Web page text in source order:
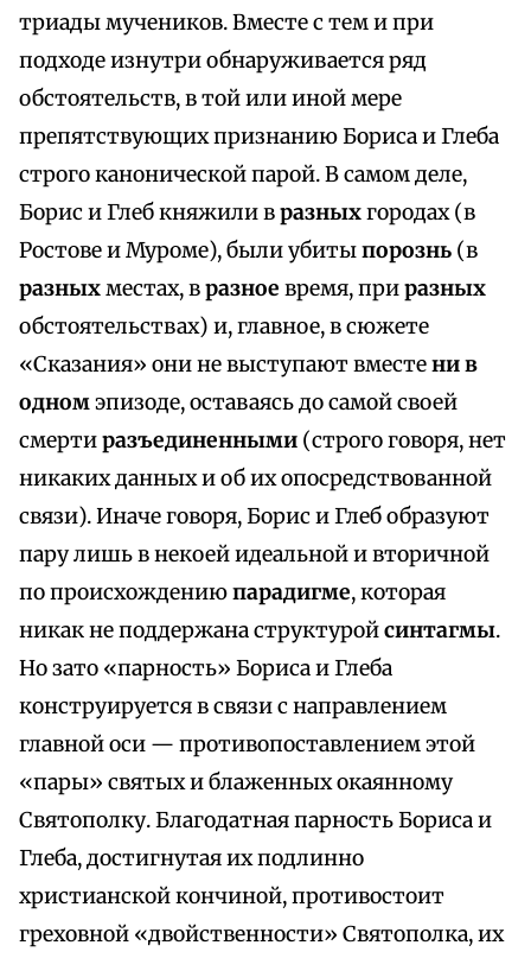
триады мучеников. Вместе с тем и при
подходе изнутри обнаруживается ряд
обстоятельств, в той или иной мере
препятствующих признанию Бориса и Глеба
строго канонической парой. В самом деле,
Борис и Глеб княжили вразныхгородах (в
Ростове и Муроме), были убитыпорознь (в
разныхместах, вразное время, приразных
обстоятельствах) и, главное, в сюжете
«Сказания» они не выступают вместени в
одномэпизоде, оставаясь до самой своей
смертиразъединенными (строго говоря, нет
никаких данных и об их опосредствованной
связи). Иначе говоря, Борис и Глеб образуют
пару лишь в некоей идеальной и вторичной
по происхождениюпарадигме, которая
никак не поддержана структуройсинтагмы.
Но зато «парность» Бориса и Глеба
конструируется в связи с направлением
главной оси — противопоставлением этой
«пары» святых и блаженных окаянному
Святополку. Благодатная парность Бориса и
Глеба, достигнутая их подлинно
христианской кончиной, противостоит
греховной «двойственности» Святополка, их